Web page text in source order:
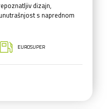
dizajn,
s naprednom
EUROSUPER